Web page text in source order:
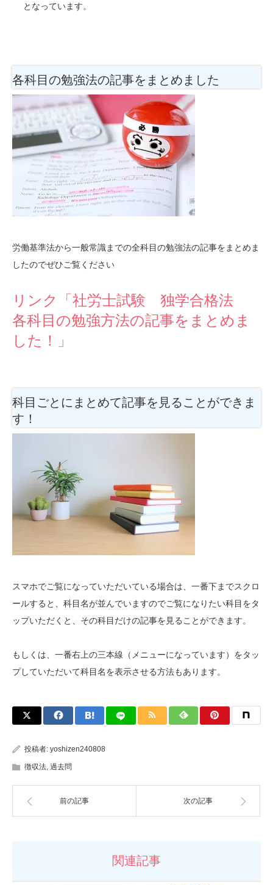
となっています。
各科目の勉強法の記事をまとめました
労働基準法から一般常識までの全科目の勉強法の記事をまとめま
したのでぜひご覧ください
リンク「社労士試験 独学合格法
各科目の勉強方法の記事をまとめま
した！」
科目ごとにまとめて記事を見ることができま
す！
スマホでご覧になっていただいている場合は、一番下までスクロ
ールすると、科目名が並んでいますのでご覧になりたい科目をタ
ップいただくと、その科目だけの記事を見ることができます。
もしくは、一番右上の三本線（メニューになっています）をタッ
プしていただいて科目名を表示させる方法もあります。
投稿者: yoshizen240808
徴収法, 過去問
前の記事 次の記事
関連記事